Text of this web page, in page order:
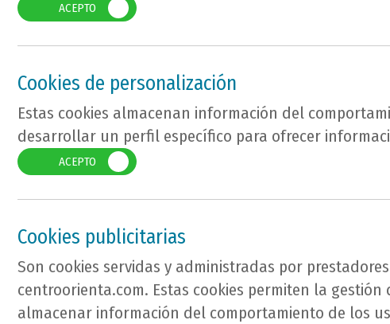
ACEPTO
Cookies de personalización
Estas cookies almacenan información del
desarrollar un perfil específico para ofrecer
ACEPTO
Cookies publicitarias
Son cookies servidas y administradas por
centroorienta.com. Estas cookies permiten la
almacenar información del comportamiento de los